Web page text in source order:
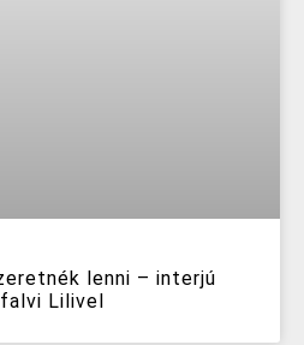
lenni – interjú
Lilivel